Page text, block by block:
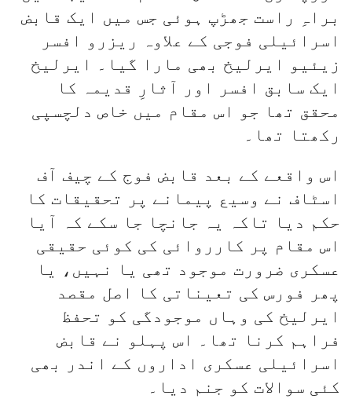
براہِ راست جھڑپ ہوئی جس میں ایک قابض
اسرائیلی فوجی کے علاوہ ریزرو افسر
زیئیو ایرلیخ بھی مارا گیا۔ ایرلیخ
ایک سابق افسر اور آثارِ قدیمہ کا
محقق تھا جو اس مقام میں خاص دلچسپی
رکھتا تھا۔
اس واقعے کے بعد قابض فوج کے چیف آف
اسٹاف نے وسیع پیمانے پر تحقیقات کا
حکم دیا تاکہ یہ جانچا جا سکے کہ آیا
اس مقام پر کارروائی کی کوئی حقیقی
عسکری ضرورت موجود تھی یا نہیں، یا
پھر فورس کی تعیناتی کا اصل مقصد
ایرلیخ کی وہاں موجودگی کو تحفظ
فراہم کرنا تھا۔ اس پہلو نے قابض
اسرائیلی عسکری اداروں کے اندر بھی
کئی سوالات کو جنم دیا۔